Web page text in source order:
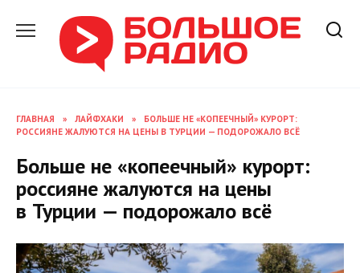
содержанию
ГЛАВНАЯ » ЛАЙФХАКИ »
БОЛЬШЕ НЕ «КОПЕЕЧНЫЙ» КУРОРТ:
РОССИЯНЕ ЖАЛУЮТСЯ НА ЦЕНЫ В ТУРЦИИ — ПОДОРОЖАЛО ВСЁ
Больше не «копеечный» курорт:
россияне жалуются на цены
в Турции — подорожало всё